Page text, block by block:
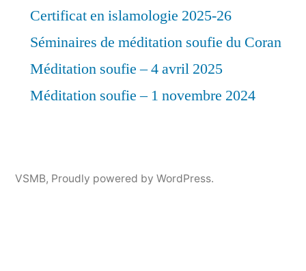
Certificat en islamologie 2025-26
Séminaires de méditation soufie du Coran
Méditation soufie – 4 avril 2025
Méditation soufie – 1 novembre 2024
VSMB, Proudly powered by WordPress.